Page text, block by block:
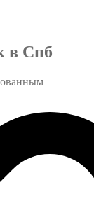
в Спб